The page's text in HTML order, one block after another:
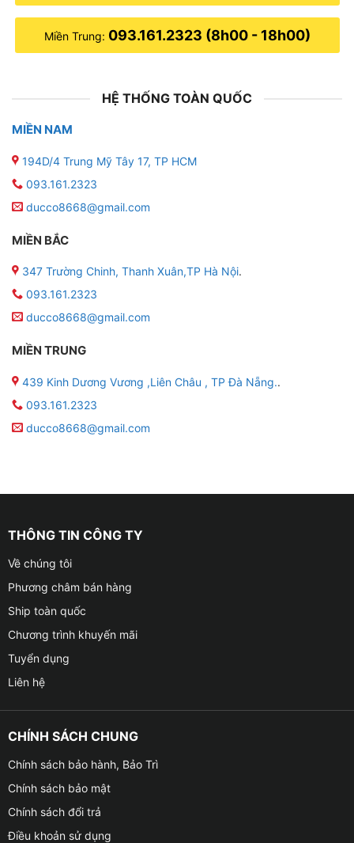
Miền Trung: 093.161.2323 (8h00 - 18h00)
HỆ THỐNG TOÀN QUỐC
MIỀN NAM
194D/4 Trung Mỹ Tây 17, TP HCM
093.161.2323
ducco8668@gmail.com
MIỀN BẮC
347 Trường Chinh, Thanh Xuân,TP Hà Nội.
093.161.2323
ducco8668@gmail.com
MIỀN TRUNG
439 Kinh Dương Vương ,Liên Châu , TP Đà Nẵng..
093.161.2323
ducco8668@gmail.com
THÔNG TIN CÔNG TY
Về chúng tôi
Phương châm bán hàng
Ship toàn quốc
Chương trình khuyến mãi
Tuyển dụng
Liên hệ
CHÍNH SÁCH CHUNG
Chính sách bảo hành, Bảo Trì
Chính sách bảo mật
Chính sách đổi trả
Điều khoản sử dụng